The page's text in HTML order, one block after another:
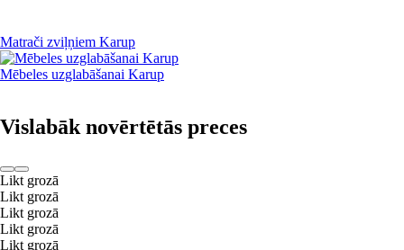
Matrači zviļņiem Karup
Mēbeles uzglabāšanai Karup
Vislabāk novērtētās preces
Likt grozā
Likt grozā
Likt grozā
Likt grozā
Likt grozā